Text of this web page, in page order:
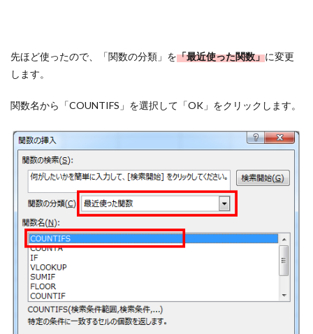
先ほど使ったので、「関数の分類」を「最近使った関数」に変更
します。
関数名から「COUNTIFS」を選択して「OK」をクリックします。